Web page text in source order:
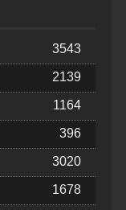
3543
2139
1164
396
3020
1678